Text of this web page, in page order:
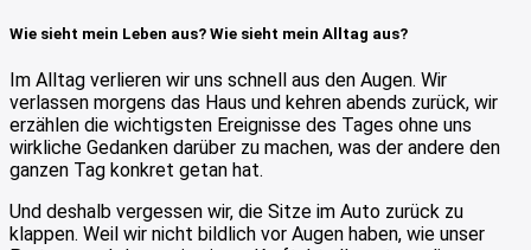
Wie sieht mein Leben aus? Wie sieht mein Alltag aus?
Im Alltag verlieren wir uns schnell aus den Augen. Wir
verlassen morgens das Haus und kehren abends zurück, wir
erzählen die wichtigsten Ereignisse des Tages ohne uns
wirkliche Gedanken darüber zu machen, was der andere den
ganzen Tag konkret getan hat.
Und deshalb vergessen wir, die Sitze im Auto zurück zu
klappen. Weil wir nicht bildlich vor Augen haben, wie unser